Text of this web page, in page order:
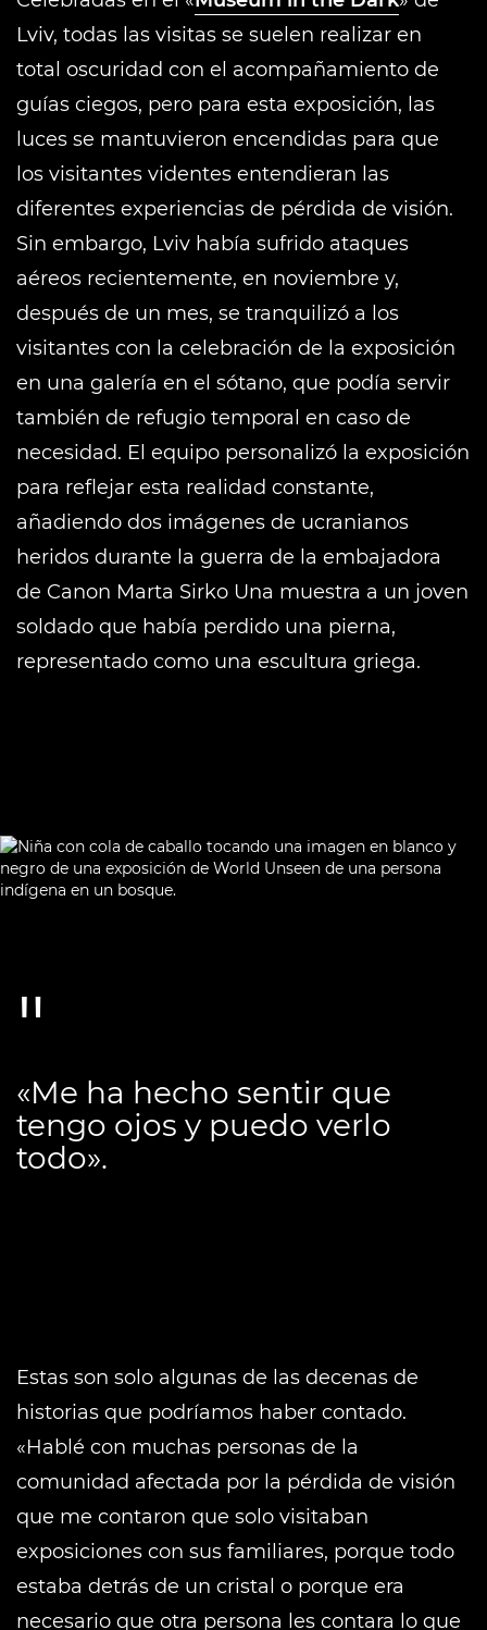
Lviv, todas las visitas se suelen realizar en
total oscuridad con el acompañamiento de
guías ciegos, pero para esta exposición, las
luces se mantuvieron encendidas para que
los visitantes videntes entendieran las
diferentes experiencias de pérdida de visión.
Sin embargo, Lviv había sufrido ataques
aéreos recientemente, en noviembre y,
después de un mes, se tranquilizó a los
visitantes con la celebración de la exposición
en una galería en el sótano, que podía servir
también de refugio temporal en caso de
necesidad. El equipo personalizó la exposición
para reflejar esta realidad constante,
añadiendo dos imágenes de ucranianos
heridos durante la guerra de la embajadora
de Canon Marta Sirko Una muestra a un joven
soldado que había perdido una pierna,
representado como una escultura griega.
«Me ha hecho sentir que
tengo ojos y puedo verlo
todo».
Estas son solo algunas de las decenas de
historias que podríamos haber contado.
«Hablé con muchas personas de la
comunidad afectada por la pérdida de visión
que me contaron que solo visitaban
exposiciones con sus familiares, porque todo
estaba detrás de un cristal o porque era
necesario que otra persona les contara lo que